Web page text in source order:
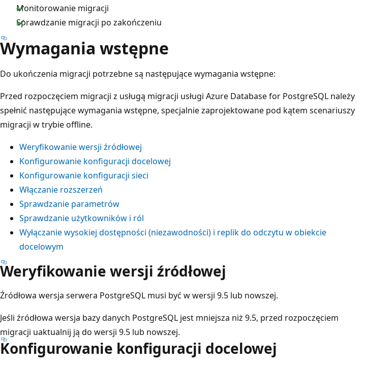
Monitorowanie migracji
Sprawdzanie migracji po zakończeniu
Wymagania wstępne
Do ukończenia migracji potrzebne są następujące wymagania wstępne:
Przed rozpoczęciem migracji z usługą migracji usługi Azure Database for PostgreSQL należy
spełnić następujące wymagania wstępne, specjalnie zaprojektowane pod kątem scenariuszy
migracji w trybie offline.
Weryfikowanie wersji źródłowej
Konfigurowanie konfiguracji docelowej
Konfigurowanie konfiguracji sieci
Włączanie rozszerzeń
Sprawdzanie parametrów
Sprawdzanie użytkowników i ról
Wyłączanie wysokiej dostępności (niezawodności) i replik do odczytu w obiekcie
docelowym
Weryfikowanie wersji źródłowej
Źródłowa wersja serwera PostgreSQL musi być w wersji 9.5 lub nowszej.
Jeśli źródłowa wersja bazy danych PostgreSQL jest mniejsza niż 9.5, przed rozpoczęciem
migracji uaktualnij ją do wersji 9.5 lub nowszej.
Konfigurowanie konfiguracji docelowej